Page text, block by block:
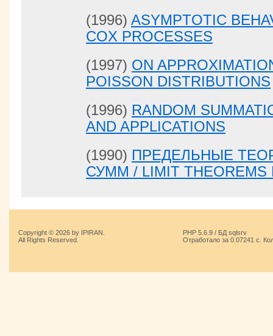
(1996) ASYMPTOTIC
COX PROCESSES
(1997) ON
POISSON DISTRIBUTIONS
(1996) RANDOM
AND APPLICATIONS
(1990) ПРЕДЕЛЬНЫЕ
СУММ / LIMIT THEOREMS
Copyright © 2026 by IPIRAN.
All Rights Reserved.
PHP 5.6.9 / БД sqlsrv
Отработало за 0.07241 с.